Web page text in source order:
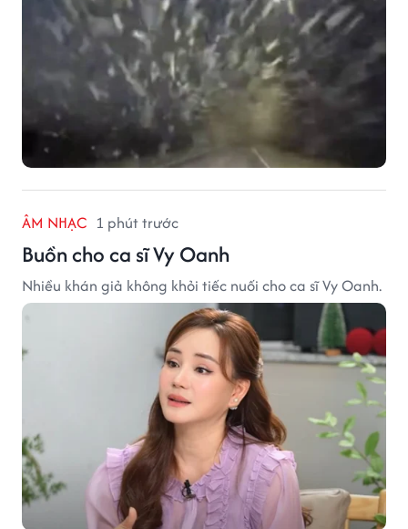
ÂM NHẠC 1 phút trước
Buồn cho ca sĩ Vy Oanh
Nhiều khán giả không khỏi tiếc nuối cho ca sĩ Vy Oanh.